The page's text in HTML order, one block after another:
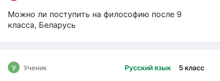
Можно ли поступить на философию после 9
класса, Беларусь
Русский язык 5 класс
У Ученик